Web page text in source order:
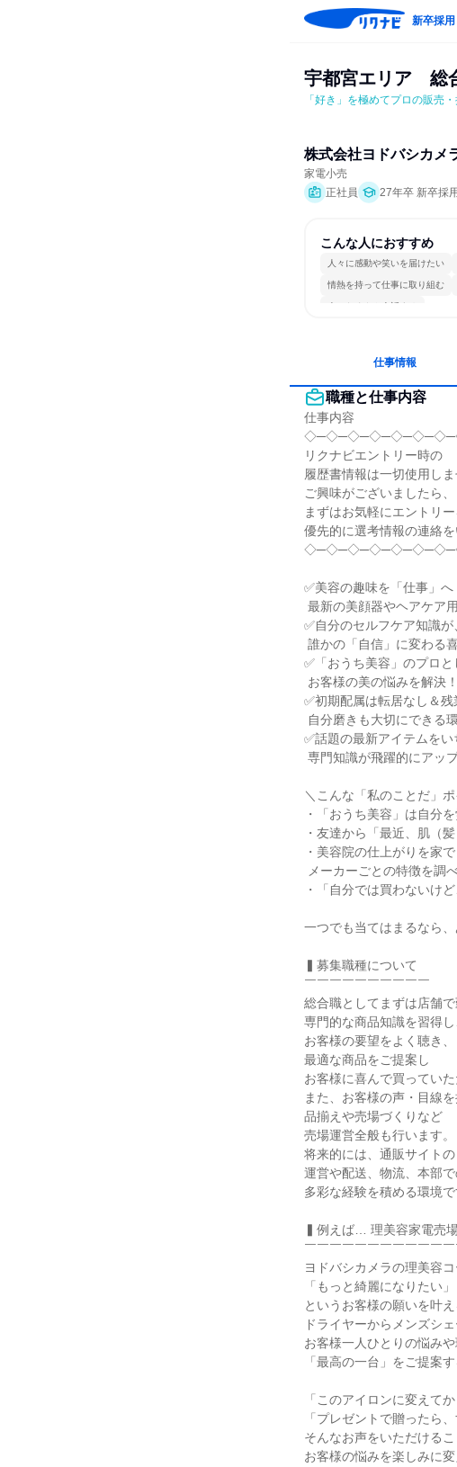
新卒採用
宇都宮エリア　総
「好き」を極めてプロの販売
株式会社ヨドバシカメ
家電小売
正社員
27年卒 新卒採用
こんな人におすすめ
人々に感動や笑いを届けたい
情熱を持って仕事に取り組む
人とたくさん会話する
仕事情報
職種と仕事内容
仕事内容
リクナビエントリー時の
履歴書情報は一切使用しま
ご興味がございましたら、
まずはお気軽にエントリー
優先的に選考情報の連絡を
✅美容の趣味を「仕事」へ
✅自分のセルフケア知識が
✅「おうち美容」のプロと
✅初期配属は転居なし＆残
✅話題の最新アイテムをい
＼こんな「私のことだ」
・「おうち美容」は自分
・友達から「最近、肌（
・美容院の仕上がりを家
・「自分では買わないけ
一つでも当てはまるなら
▍募集職種について
￣￣￣￣￣￣￣￣￣￣
総合職としてまずは店舗で
専門的な商品知識を習得し
お客様の要望をよく聴き、
最適な商品をご提案し
お客様に喜んで買っていた
また、お客様の声・目線
品揃えや売場づくりなど
売場運営全般も行います。
将来的には、通販サイトの
運営や配送、物流、本部で
多彩な経験を積める環境で
▍例えば… 理美容家電売
￣￣￣￣￣￣￣￣￣￣￣
ヨドバシカメラの理美容コ
「もっと綺麗になりたい
というお客様の願いを叶
ドライヤーからメンズシ
お客様一人ひとりの悩み
「最高の一台」をご提案
「このアイロンに変えて
「プレゼントで贈ったら
そんなお声をいただける
お客様の悩みを楽しみに変